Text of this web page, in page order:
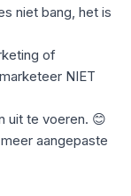
niet bang, het is
of
NIET
uit te voeren. 😊
aangepaste